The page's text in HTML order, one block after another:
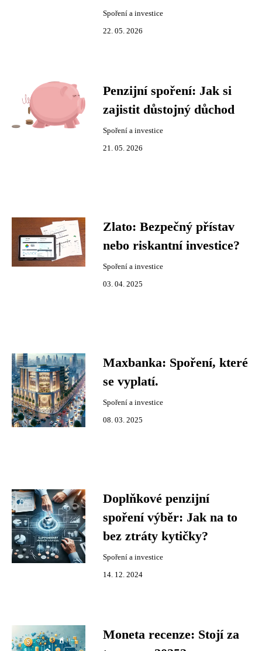
Spoření a investice
22. 05. 2026
Penzijní spoření: Jak si
zajistit důstojný důchod
Spoření a investice
21. 05. 2026
Zlato: Bezpečný přístav
nebo riskantní investice?
Spoření a investice
03. 04. 2025
Maxbanka: Spoření, které
se vyplatí.
Spoření a investice
08. 03. 2025
Doplňkové penzijní
spoření výběr: Jak na to
bez ztráty kytičky?
Spoření a investice
14. 12. 2024
Moneta recenze: Stojí za